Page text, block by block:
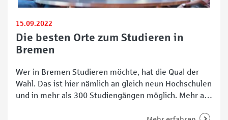
15.09.2022
Die besten Orte zum Studieren in
Bremen
Wer in Bremen Studieren möchte, hat die Qual der
Wahl. Das ist hier nämlich an gleich neun Hochschulen
und in mehr als 300 Studiengängen möglich. Mehr als